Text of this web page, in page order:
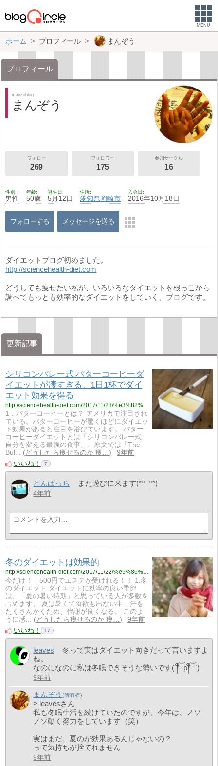
MENU
ホーム プロフィール まんぞう
プロフィール
manzoblog
まんぞう
フォロー
269
フォロワー
175
参加サークル
16
性別
男性
年齢
50歳
誕生日
5月12日
住所
愛知県岡崎市
入会日
2016年10月18日
フォローする メッセージを送る
ダイエットブログ初めました。
http://sciencehealth-diet.com
どうしても痩せたい私が、いろいろなダイエットを根っこから
調べてもっとも効率的なダイエットをしていく、ブログです。
更新記事
シリコンバレー式 バターコーヒーダ
イエットが凄すぎる。1日1杯でダイ
エット効果を得る
1．バターコーヒーとは？ アメリカで注目され
ている。バターコーヒーが驚くほどにダイエッ
ト効果があると注目を浴びています。 バター
コーヒーダイエットとは「シリコンバレー式
自分を変える最強の食事」、原文では「The
Bul...
どうしたら痩せるのか 痩…
9年前
いいね！
7
どんぱっち また遊びに来ます(*^_^*)
4年前
冬のダイエットは効果的
今だけ！！500円でエステが受けれる！！ 1.冬
のダイエット ダイエットに効率の良い季節
は、「夏の暑い時期」と思っている人が多数を
占めます。 夏は暑くて食欲も出ない中、汗を
たくさんかくため、代謝が良くなる。 このよ
うに感...
どうしたら痩せるのか 痩…
9年前
いいね！
17
leaves
冬って実はダイエット向きだって言いますよ
ね。
なのになのに私は冬眠できそうな勢いです(´༎ຶོρ༎ຶོ`)
9年前
まんぞう
> leavesさん
私も冬眠生活を続けていたのですが、今年は、ノソ
ノソ動く努力をしています（笑）
実はまだ、夏のが効果あるんじゃないの？
って気持ちが捨てれません
9年前